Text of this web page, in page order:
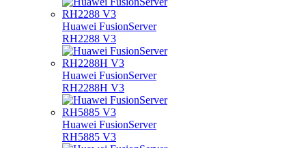
Huawei FusionServer
RH2288 V3
Huawei FusionServer
RH2288H V3
Huawei FusionServer
RH5885 V3